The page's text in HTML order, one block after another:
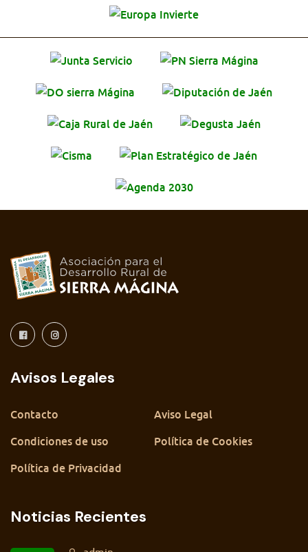
Avisos Legales
Contacto
Aviso Legal
Condiciones de uso
Política de Cookies
Política de Privacidad
Noticias Recientes